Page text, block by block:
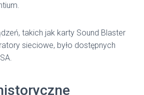
takich jak karty Sound Blaster
sieciowe, było dostępnych